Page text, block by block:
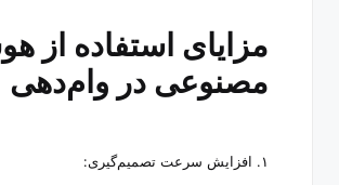
مزایای استفاده از
مصنوعی در وام‌دهی
۱ . افزایش سرعت تصمیم‌گیری: